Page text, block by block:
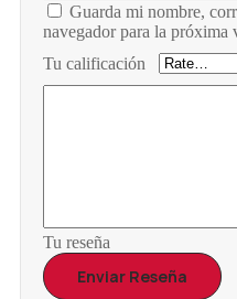
Guarda mi nombre,
navegador para la próxima
Tu calificación
Tu reseña